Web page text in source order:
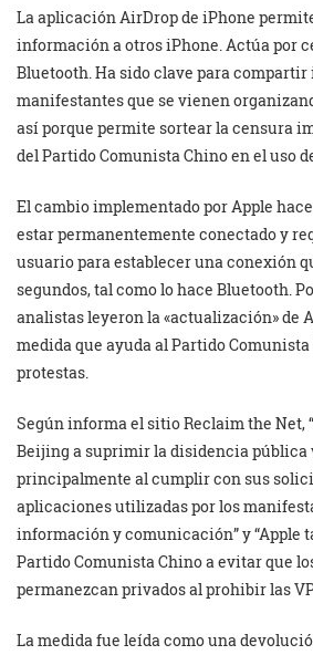
La aplicación AirDrop de iPhone
información a otros iPhone. Actúa por
Bluetooth. Ha sido clave para
manifestantes que se vienen
así porque permite sortear la censura
del Partido Comunista Chino en el uso
El cambio implementado por Apple
estar permanentemente conectado y
usuario para establecer una conexión
segundos, tal como lo hace Bluetooth.
analistas leyeron la «actualización» de
medida que ayuda al Partido
protestas.
Según informa el sitio Reclaim the Net,
Beijing a suprimir la disidencia pública
principalmente al cumplir con sus
aplicaciones utilizadas por los
información y comunicación” y “Apple
Partido Comunista Chino a evitar que
permanezcan privados al prohibir las
La medida fue leída como una